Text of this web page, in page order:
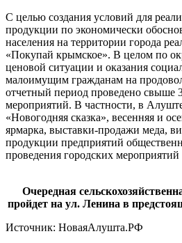
С целью создания условий для
продукции по экономически
населения на территории города
«Покупай крымское». В целом по
ценовой ситуации и оказания
малоимущим гражданам на
отчетный период проведено свыше
мероприятий. В частности, в
«Новогодняя сказка», весенняя и
ярмарка, выставки-продажи меда,
продукции предприятий
проведения городских мероприятий
Очередная
пройдет на ул. Ленина в
Источник: НоваяАлушта.РФ